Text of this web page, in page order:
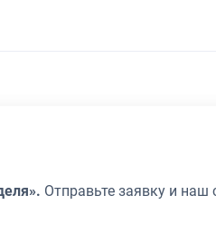
Отправьте заявку и наш